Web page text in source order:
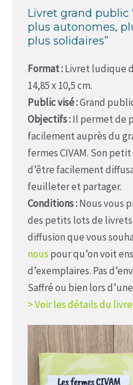
Livret grand public
plus autonomes,
plus solidaires”
Format :Livret ludique
14,85 x 10,5 cm.
Public visé :Grand
Objectifs :Il permet de
facilement auprès du
fermes CIVAM. Son
d’être facilement
feuilleter et partager.
Conditions :Nous vous
des petits lots de livrets
diffusion que vous
nous pour qu’on voit
d’exemplaires. Pas
Saffré ou bien lors
> Voir les détails du